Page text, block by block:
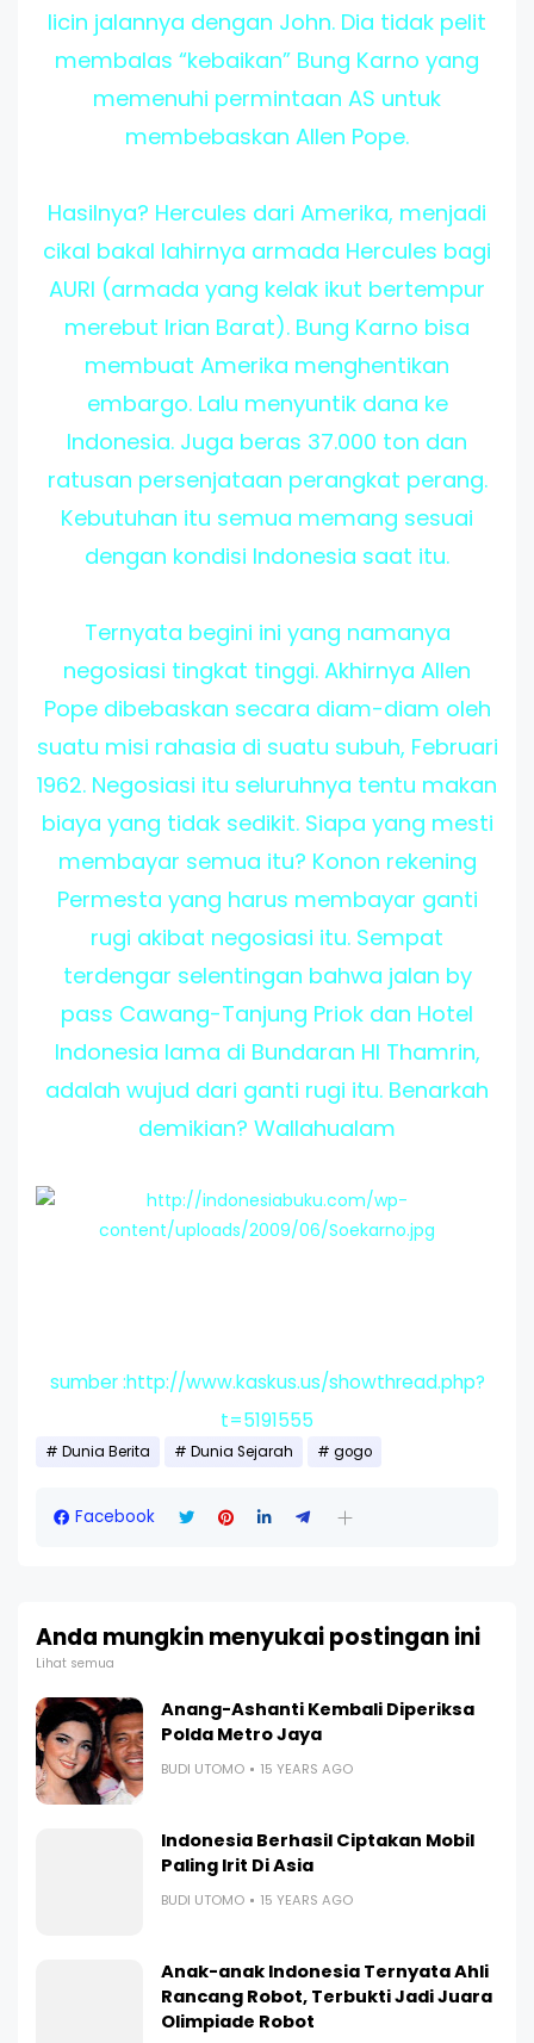
licin jalannya dengan John. Dia tidak pelit
membalas “kebaikan” Bung Karno yang
memenuhi permintaan AS untuk
membebaskan Allen Pope.
Hasilnya? Hercules dari Amerika, menjadi
cikal bakal lahirnya armada Hercules bagi
AURI (armada yang kelak ikut bertempur
merebut Irian Barat). Bung Karno bisa
membuat Amerika menghentikan
embargo. Lalu menyuntik dana ke
Indonesia. Juga beras 37.000 ton dan
ratusan persenjataan perangkat perang.
Kebutuhan itu semua memang sesuai
dengan kondisi Indonesia saat itu.
Ternyata begini ini yang namanya
negosiasi tingkat tinggi. Akhirnya Allen
Pope dibebaskan secara diam-diam oleh
suatu misi rahasia di suatu subuh, Februari
1962. Negosiasi itu seluruhnya tentu makan
biaya yang tidak sedikit. Siapa yang mesti
membayar semua itu? Konon rekening
Permesta yang harus membayar ganti
rugi akibat negosiasi itu. Sempat
terdengar selentingan bahwa jalan by
pass Cawang-Tanjung Priok dan Hotel
Indonesia lama di Bundaran HI Thamrin,
adalah wujud dari ganti rugi itu. Benarkah
demikian? Wallahualam
sumber :http://www.kaskus.us/showthread.php?
t=5191555
Dunia Berita Dunia Sejarah gogo
Facebook
Anda mungkin menyukai postingan ini
Lihat semua
Anang-Ashanti Kembali Diperiksa
Polda Metro Jaya
BUDI UTOMO 15 YEARS AGO
Indonesia Berhasil Ciptakan Mobil
Paling Irit Di Asia
BUDI UTOMO 15 YEARS AGO
Anak-anak Indonesia Ternyata Ahli
Rancang Robot, Terbukti Jadi Juara
Olimpiade Robot